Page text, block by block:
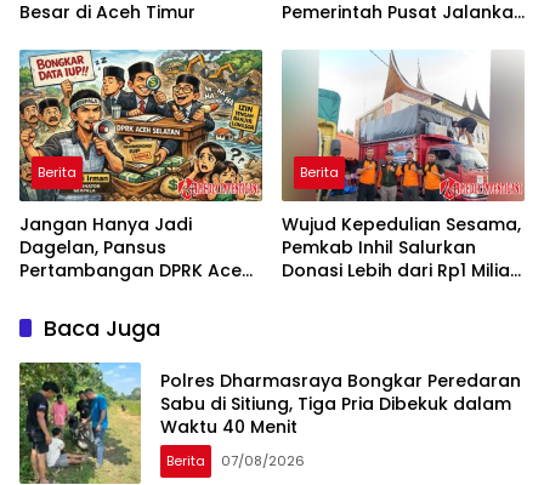
Besar di Aceh Timur
Pemerintah Pusat Jalankan
Bersihkan Lingkungan
Berita
Jangan Hanya Jadi
Dagelan, Pansus
Pertambangan DPRK Aceh
Data Rekomendasi IUP ke
Publik
Berita
Wujud Kepedulian Sesama,
Pemkab Inhil Salurkan
Donasi Lebih dari Rp1 Miliar
Baca Juga
Polres Dharmasraya Bongkar Peredaran
Sabu di Sitiung, Tiga Pria Dibekuk dalam
Waktu 40 Menit
Berita 07/08/2026